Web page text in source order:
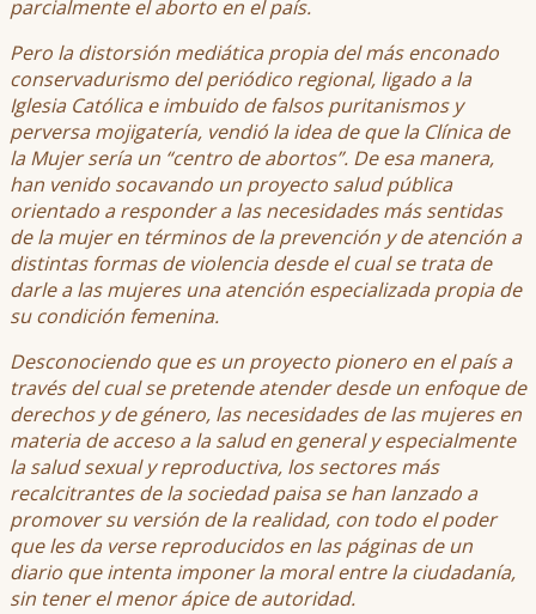
parcialmente el aborto en el país.
Pero la distorsión mediática propia del más enconado
conservadurismo del periódico regional, ligado a la
Iglesia Católica e imbuido de falsos puritanismos y
perversa mojigatería, vendió la idea de que la Clínica de
la Mujer sería un “centro de abortos”. De esa manera,
han venido socavando un proyecto salud pública
orientado a responder a las necesidades más sentidas
de la mujer en términos de la prevención y de atención a
distintas formas de violencia desde el cual se trata de
darle a las mujeres una atención especializada propia de
su condición femenina.
Desconociendo que es un proyecto pionero en el país a
través del cual se pretende atender desde un enfoque de
derechos y de género, las necesidades de las mujeres en
materia de acceso a la salud en general y especialmente
la salud sexual y reproductiva, los sectores más
recalcitrantes de la sociedad paisa se han lanzado a
promover su versión de la realidad, con todo el poder
que les da verse reproducidos en las páginas de un
diario que intenta imponer la moral entre la ciudadanía,
sin tener el menor ápice de autoridad.